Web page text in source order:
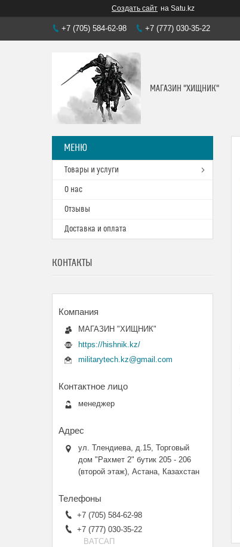
Создать сайт на Satu.kz
+7 (705) 584-62-98 +7 (777) 030-35-22
МАГАЗИН "ХИЩНИК"
Товары и услуги
О нас
Отзывы
Доставка и оплата
КОНТАКТЫ
МАГАЗИН "ХИЩНИК"
https://hishnik.kz/
militarytech.kz@gmail.com
менеджер
ул. Тлендиева, д.15, Торговый
дом "Рахмет 2" бутик 205 - 206
(второй этаж), Астана, Казахстан
+7 (705) 584-62-98
+7 (777) 030-35-22
ВАТСАП